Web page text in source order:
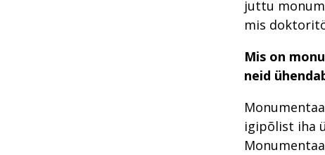
juttu
mis
Mis on
neid
igipõlist iha